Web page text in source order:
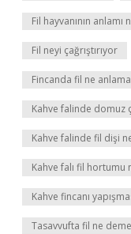
Fil hayvanının anlamı
Fil neyi çağrıştırıyor
Fincanda fil ne
Kahve falinde domuz
Kahve falinde fil dişi
Kahve falı fil hortumu
Kahve fincanı
Tasavvufta fil ne